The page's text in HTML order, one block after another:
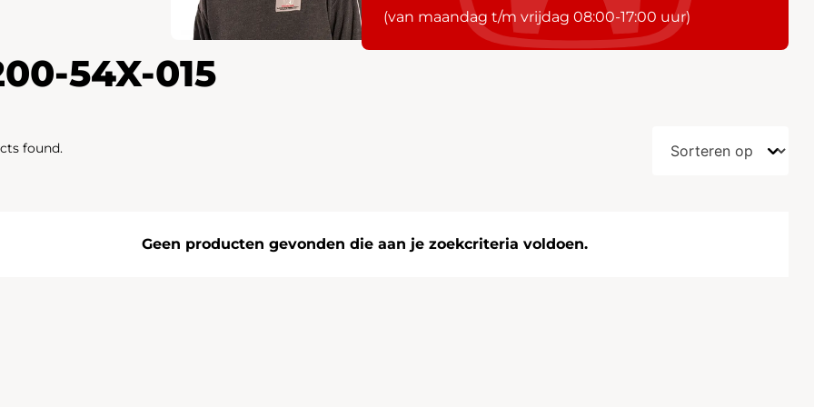
(van maandag t/m vrijdag 08:00-17:00 uur)
54X-015
found.
Geen producten gevonden die aan je zoekcriteria voldoen.